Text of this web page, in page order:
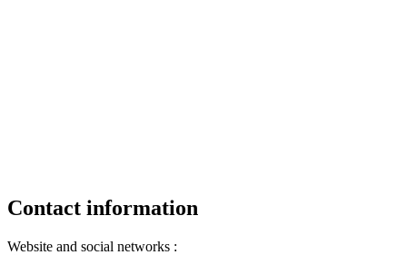
Contact information
Website and social networks :